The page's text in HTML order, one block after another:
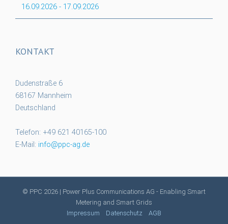
16.09.2026 - 17.09.2026
KONTAKT
Dudenstraße 6
68167 Mannheim
Deutschland
Telefon: +49 621 40165-100
E-Mail: info@ppc-ag.de
© PPC 2026 | Power Plus Communications AG - Enabling Smart
Metering and Smart Grids
Impressum
Datenschutz AGB